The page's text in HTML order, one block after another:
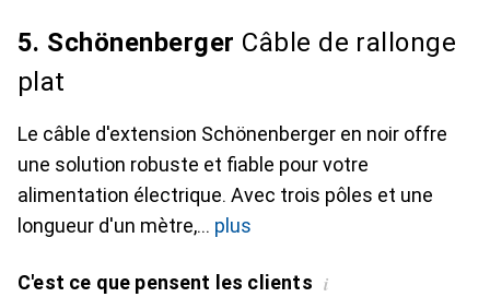
5. Schönenberger Câble de rallonge
plat
Le câble d'extension Schönenberger en noir offre
une solution robuste et fiable pour votre
alimentation électrique. Avec trois pôles et une
longueur d'un mètre,
plus
C'est ce que pensent les clients i